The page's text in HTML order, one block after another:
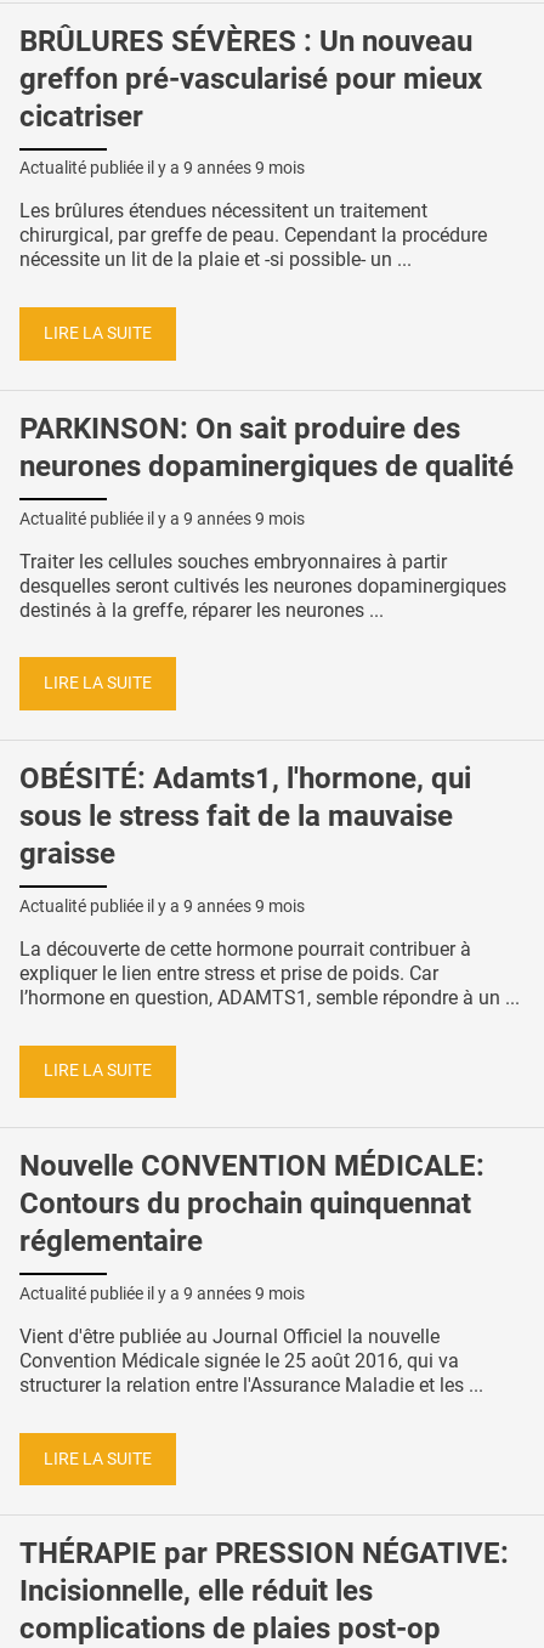
BRÛLURES SÉVÈRES : Un nouveau
greffon pré-vascularisé pour mieux
cicatriser
Actualité publiée il y a 9 années 9 mois
Les brûlures étendues nécessitent un traitement
chirurgical, par greffe de peau. Cependant la procédure
nécessite un lit de la plaie et -si possible- un ...
LIRE LA SUITE
PARKINSON: On sait produire des
neurones dopaminergiques de qualité
Actualité publiée il y a 9 années 9 mois
Traiter les cellules souches embryonnaires à partir
desquelles seront cultivés les neurones dopaminergiques
destinés à la greffe, réparer les neurones ...
LIRE LA SUITE
OBÉSITÉ: Adamts1, l'hormone, qui
sous le stress fait de la mauvaise
graisse
Actualité publiée il y a 9 années 9 mois
La découverte de cette hormone pourrait contribuer à
expliquer le lien entre stress et prise de poids. Car
l’hormone en question, ADAMTS1, semble répondre à un ...
LIRE LA SUITE
Nouvelle CONVENTION MÉDICALE:
Contours du prochain quinquennat
réglementaire
Actualité publiée il y a 9 années 9 mois
Vient d'être publiée au Journal Officiel la nouvelle
Convention Médicale signée le 25 août 2016, qui va
structurer la relation entre l'Assurance Maladie et les ...
LIRE LA SUITE
THÉRAPIE par PRESSION NÉGATIVE:
Incisionnelle, elle réduit les
complications de plaies post-op